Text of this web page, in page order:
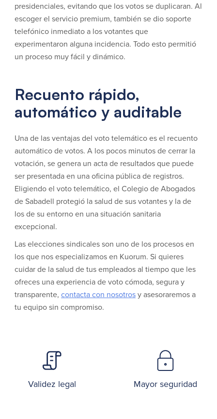
presidenciales, evitando que los votos se duplicaran. Al
escoger el servicio premium, también se dio soporte
telefónico inmediato a los votantes que
experimentaron alguna incidencia. Todo esto permitió
un proceso muy fácil y dinámico.
Recuento rápido,
automático y auditable
Una de las ventajas del voto telemático es el recuento
automático de votos. A los pocos minutos de cerrar la
votación, se genera un acta de resultados que puede
ser presentada en una oficina pública de registros.
Eligiendo el voto telemático, el Colegio de Abogados
de Sabadell protegió la salud de sus votantes y la de
los de su entorno en una situación sanitaria
excepcional.
Las elecciones sindicales son uno de los procesos en
los que nos especializamos en Kuorum. Si quieres
cuidar de la salud de tus empleados al tiempo que les
ofreces una experiencia de voto cómoda, segura y
transparente, contacta con nosotrosy asesoraremos a
tu equipo sin compromiso.
Validez legal Mayor seguridad